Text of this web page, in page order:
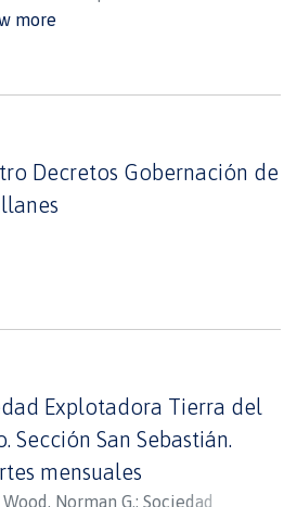
more
Decretos Gobernación de
Explotadora Tierra del
Sección San Sebastián.
mensuales
Wood, Norman G.; Sociedad